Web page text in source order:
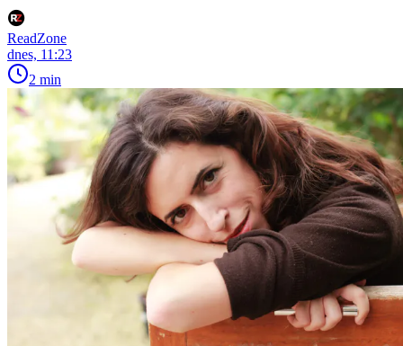
ReadZone
dnes, 11:23
2 min